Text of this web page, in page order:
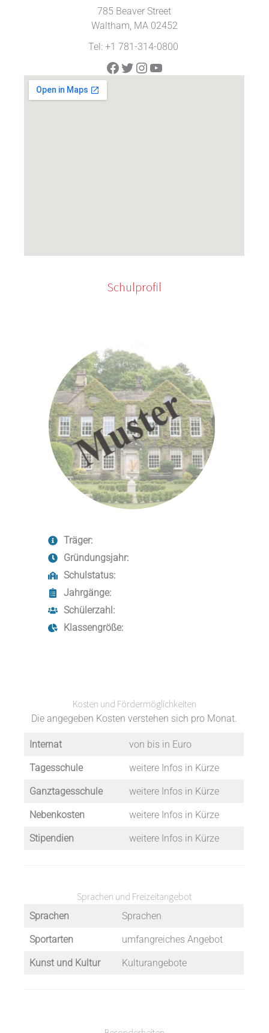
785 Beaver Street
Waltham, MA 02452
Tel: +1 781-314-0800
Facebook
Twitter
Instagram
YouTube
Schulprofil
Träger:
Gründungsjahr:
Schulstatus:
Jahrgänge:
Schülerzahl:
Klassengröße:
Kosten und Fördermöglichkeiten
Die angegeben Kosten verstehen sich pro Monat.
Internat von bis in Euro
Tagesschule weitere Infos in Kürze
Ganztagesschule weitere Infos in Kürze
Nebenkosten weitere Infos in Kürze
Stipendien weitere Infos in Kürze
Sprachen und Freizeitangebot
Sprachen Sprachen
Sportarten umfangreiches Angebot
Kunst und Kultur Kulturangebote